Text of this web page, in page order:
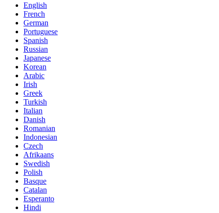
English
French
German
Portuguese
Spanish
Russian
Japanese
Korean
Arabic
Irish
Greek
Turkish
Italian
Danish
Romanian
Indonesian
Czech
Afrikaans
Swedish
Polish
Basque
Catalan
Esperanto
Hindi